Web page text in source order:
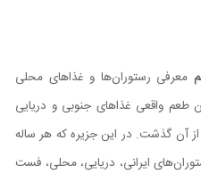
معرفی رستوران‌ها و غذاهای محلی
واقعی غذاهای جنوبی و دریایی
آن گذشت. در این جزیره که هر ساله
ایرانی، دریایی، محلی، فست